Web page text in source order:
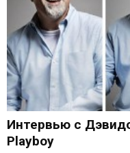
Интервью с
Playboy